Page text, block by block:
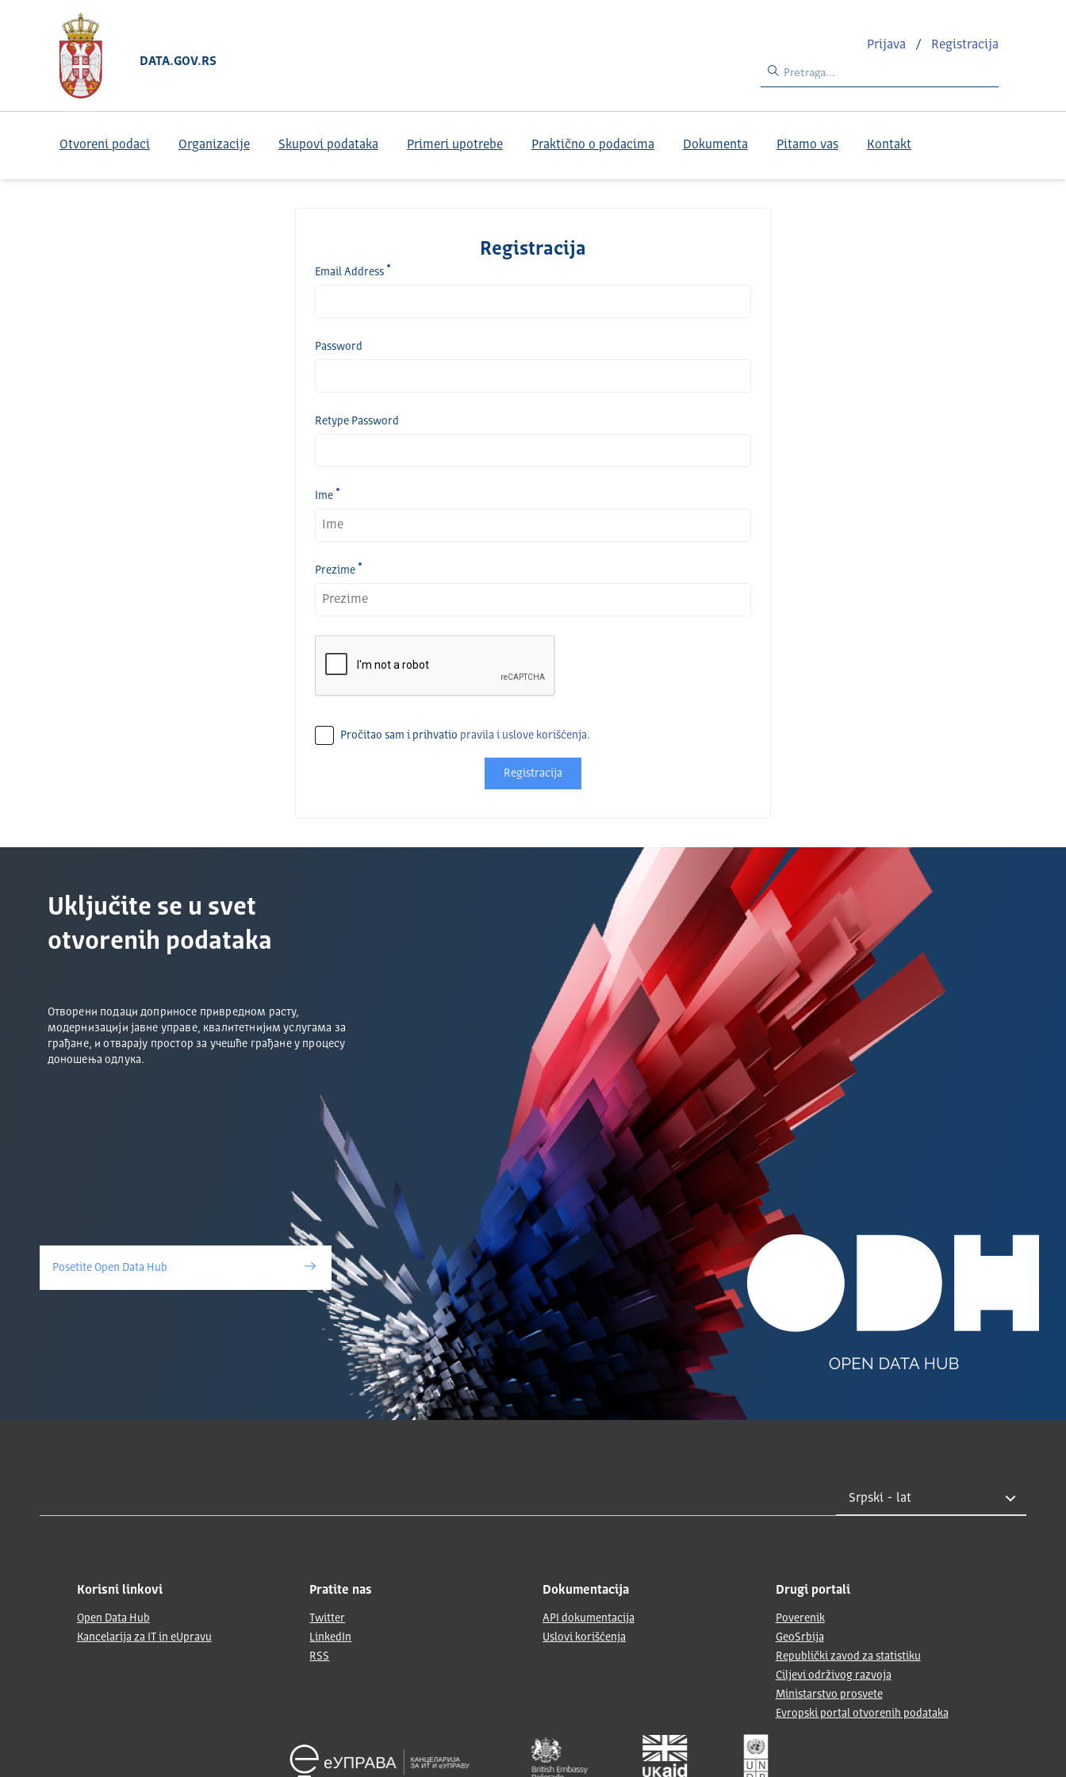
DATA.GOV.RS
Prijava / Registracija
Otvoreni podaci Organizacije Skupovi podataka Primeri upotrebe Praktično o podacima Dokumenta Pitamo vas Kontakt
Registracija
Email Address
Password
Retype Password
Ime
Prezime
Pročitao sam i prihvatio pravila i uslove korišćenja.
Registracija
Uključite se u svet
otvorenih podataka
Отворени подаци доприносе привредном расту,
модернизацији јавне управе, квалитетнијим услугама за
грађане, и отварају простор за учешће грађане у процесу
доношења одлука.
Posetite Open Data Hub
Korisni linkovi
Open Data Hub
Kancelarija za IT in eUpravu
Pratite nas
Twitter
LinkedIn
RSS
Dokumentacija
API dokumentacija
Uslovi korišćenja
Drugi portali
Poverenik
GeoSrbija
Republički zavod za statistiku
Ciljevi održivog razvoja
Ministarstvo prosvete
Evropski portal otvorenih podataka